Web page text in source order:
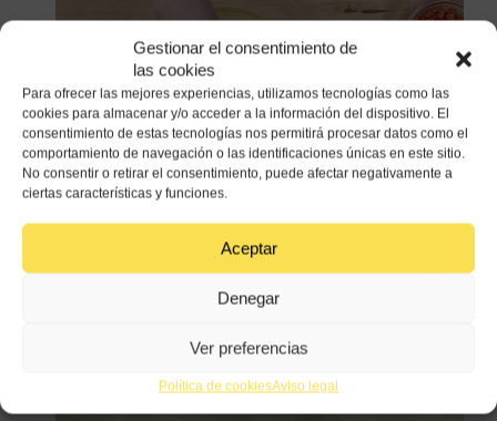
Gestionar el consentimiento de
las cookies
Para ofrecer las mejores experiencias, utilizamos tecnologías como las
cookies para almacenar y/o acceder a la información del dispositivo. El
consentimiento de estas tecnologías nos permitirá procesar datos como el
comportamiento de navegación o las identificaciones únicas en este sitio.
No consentir o retirar el consentimiento, puede afectar negativamente a
ciertas características y funciones.
Aceptar
Denegar
Ver preferencias
Política de cookiesAviso legal
En otro recipiente, mezcla una bolsa de mezcla de
lechugas con 20 gambas cocidas y dos aguacates
pelados y cortados. Una vez mezclado, aliña con la
vinagreta anteriormente preparada.
Sirve en una ensaladera y decora con gamba
cocidas y los gajos de pomelo.